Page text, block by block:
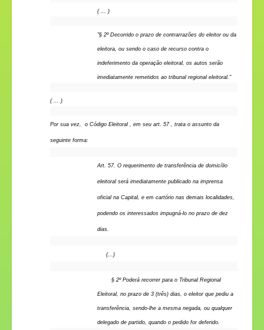
( ... )
"§ 2º Decorrido o prazo de contrarrazões do eleitor ou da
eleitora, ou sendo o caso de recurso contra o
indeferimento da operação eleitoral, os autos serão
imediatamente remetidos ao tribunal regional eleitoral."
( ... )
Por sua vez, o Código Eleitoral , em seu art. 57 , trata o assunto da
seguinte forma:
Art. 57. O requerimento de transferência de domicílio
eleitoral será imediatamente publicado na imprensa
oficial na Capital, e em cartório nas demais localidades,
podendo os interessados impugná-lo no prazo de dez
dias.
(...)
§ 2º Poderá recorrer para o Tribunal Regional
Eleitoral, no prazo de 3 (três) dias, o eleitor que pediu a
transferência, sendo-lhe a mesma negada, ou qualquer
delegado de partido, quando o pedido for deferido.